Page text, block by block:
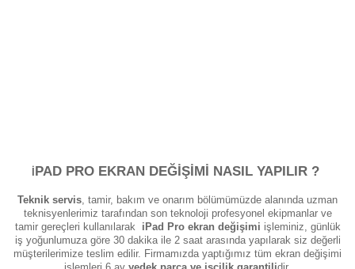
IPAD PRO EKRAN DEĞİŞİMİ NASIL YAPILIR ?
Teknik servis , tamir, bakım ve onarım bölümümüzde alanında uzman
teknisyenlerimiz tarafından son teknoloji profesyonel ekipmanlar ve
tamir gereçleri kullanılarak
iPad Pro ekran değişimi işleminiz, günlük
iş yoğunlumuza göre 30 dakika ile 2 saat arasında yapılarak siz değerli
müşterilerimize teslim edilir. Firmamızda yaptığımız tüm ekran değişimi